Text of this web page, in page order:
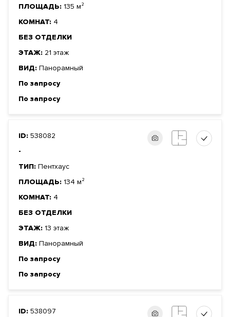
ПЛОЩАДЬ: 135 м²
КОМНАТ: 4
БЕЗ ОТДЕЛКИ
ЭТАЖ: 21 этаж
ВИД: Панорамный
По запросу
По запросу
ID: 538082
-
ТИП: Пентхаус
ПЛОЩАДЬ: 134 м²
КОМНАТ: 4
БЕЗ ОТДЕЛКИ
ЭТАЖ: 13 этаж
ВИД: Панорамный
По запросу
По запросу
ID: 538097